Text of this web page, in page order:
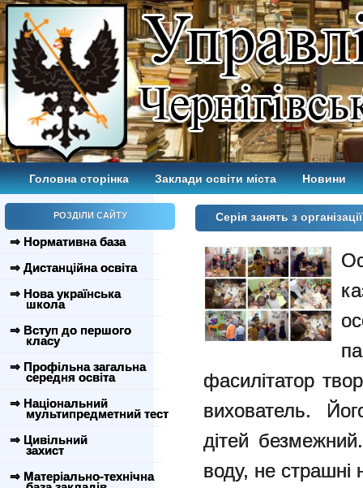
Головна сторінка Заклади освіти міста Новини
РОЗДІЛИ САЙТУ
⇒ Нормативна база
⇒ Дистанційна освіта
⇒ Нова українська
школа
⇒ Вступ до першого
класу
⇒ Профільна загальна
середня освіта
⇒ Національний
мультипредметний тест
⇒ Цивільний
захист
⇒ Матеріально-технічна
Серія занять з
фасилітатор
вихователь.
дітей
воду, не страшні